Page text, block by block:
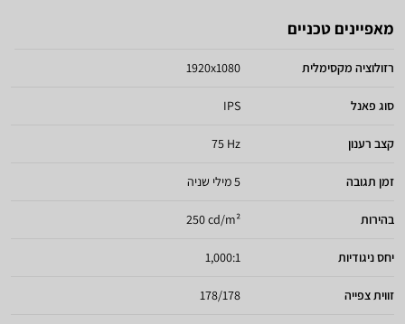
מאפיינים טכניים
רזולוציה מקסימלית 1920x1080
סוג פאנל IPS
קצב רענון 75 Hz
זמן תגובה 5 מילי שניה
בהירות 250 cd/m²
יחס ניגודיות 1,000:1
זווית צפייה 178/178